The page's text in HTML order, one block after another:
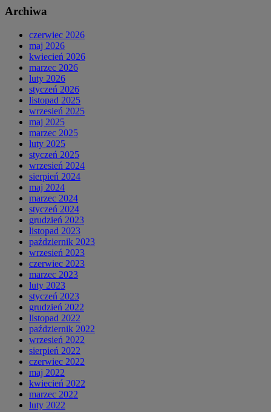
Archiwa
czerwiec 2026
maj 2026
kwiecień 2026
marzec 2026
luty 2026
styczeń 2026
listopad 2025
wrzesień 2025
maj 2025
marzec 2025
luty 2025
styczeń 2025
wrzesień 2024
sierpień 2024
maj 2024
marzec 2024
styczeń 2024
grudzień 2023
listopad 2023
październik 2023
wrzesień 2023
czerwiec 2023
marzec 2023
luty 2023
styczeń 2023
grudzień 2022
listopad 2022
październik 2022
wrzesień 2022
sierpień 2022
czerwiec 2022
maj 2022
kwiecień 2022
marzec 2022
luty 2022